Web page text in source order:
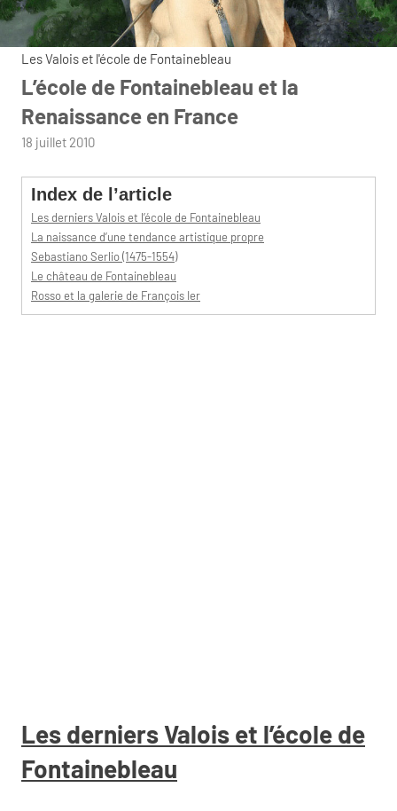
Les Valois et l'école de Fontainebleau
L’école de Fontainebleau et la
Renaissance en France
par
18 juillet 2010
Index de l’article
Les derniers Valois et l’école de Fontainebleau
La naissance d’une tendance artistique propre
Sebastiano Serlio (1475-1554)
Le château de Fontainebleau
Rosso et la galerie de François Ier
Les derniers Valois et l’école de
Fontainebleau